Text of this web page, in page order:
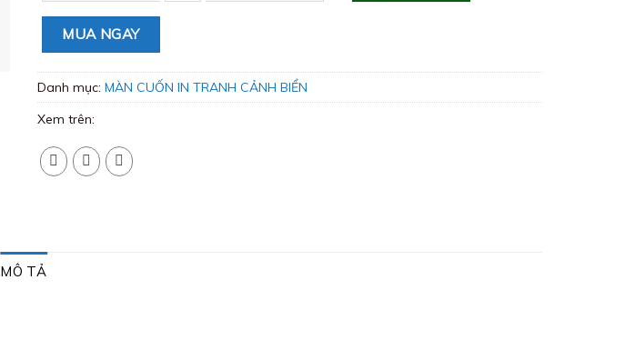
MUA NGAY
Danh mục: MÀN CUỐN IN TRANH CẢNH BIỂN
Xem trên:
MÔ TẢ